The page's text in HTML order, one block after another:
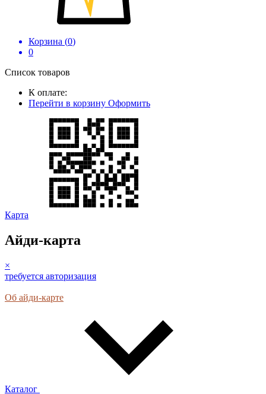
Корзина (0)
0
Список товаров
К оплате:
Перейти в корзину Оформить
Карта
Айди-карта
×
требуется авторизация
Об айди-карте
Каталог